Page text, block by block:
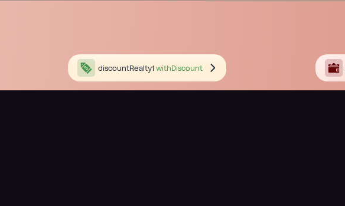
discountRealty1 withDiscount